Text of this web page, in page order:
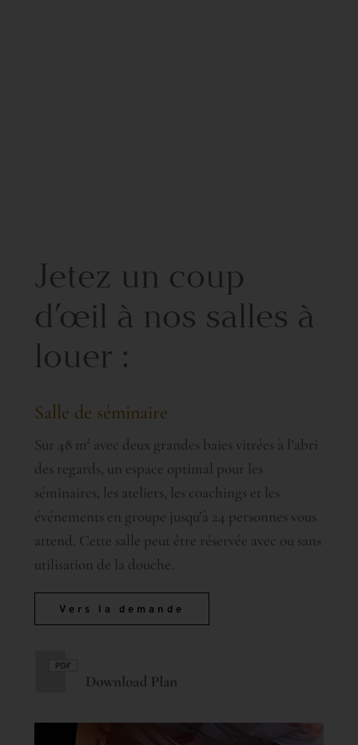
Jetez un coup
d’œil à nos salles à
louer :
Salle de séminaire
Sur 48 m² avec deux grandes baies vitrées à l’abri
des regards, un espace optimal pour les
séminaires, les ateliers, les coachings et les
événements en groupe jusqu’à 24 personnes vous
attend. Cette salle peut être réservée avec ou sans
utilisation de la douche.
Vers la demande